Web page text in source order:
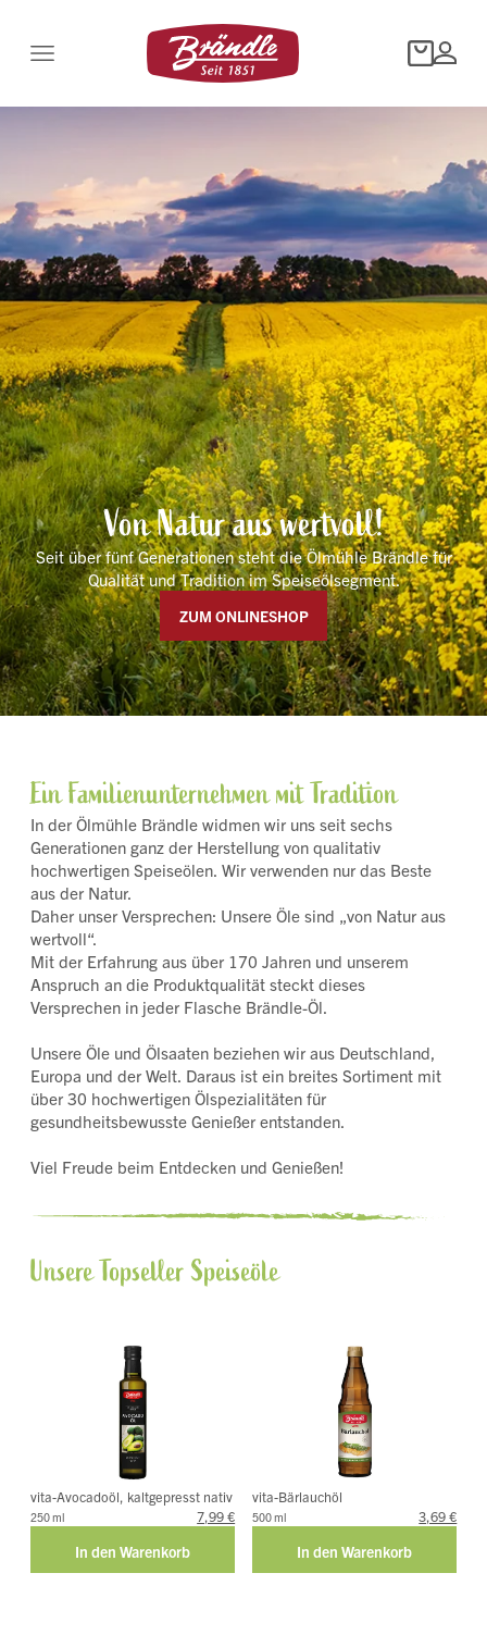
Von Natur aus wertvoll!
Seit über fünf Generationen steht die Ölmühle Brändle für
Qualität und Tradition im Speiseölsegment.
ZUM ONLINESHOP
Ein Familienunternehmen mit Tradition
In der Ölmühle Brändle widmen wir uns seit sechs
Generationen ganz der Herstellung von qualitativ
hochwertigen Speiseölen. Wir verwenden nur das Beste
aus der Natur.
Daher unser Versprechen: Unsere Öle sind „von Natur aus
wertvoll“.
Mit der Erfahrung aus über 170 Jahren und unserem
Anspruch an die Produktqualität steckt dieses
Versprechen in jeder Flasche Brändle-Öl.
Unsere Öle und Ölsaaten beziehen wir aus Deutschland,
Europa und der Welt. Daraus ist ein breites Sortiment mit
über 30 hochwertigen Ölspezialitäten für
gesundheitsbewusste Genießer entstanden.
Viel Freude beim Entdecken und Genießen!
Unsere Topseller Speiseöle
vita-Avocadoöl, kaltgepresst nativ
250 ml 7,99 €
vita-Bärlauchöl
500 ml 3,69 €